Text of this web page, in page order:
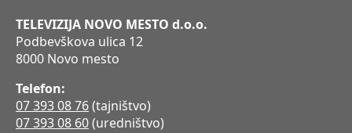
TELEVIZIJA NOVO MESTO d.o.o.
Podbevškova ulica 12
8000 Novo mesto
Telefon:
07 393 08 76(tajništvo)
07 393 08 60(uredništvo)